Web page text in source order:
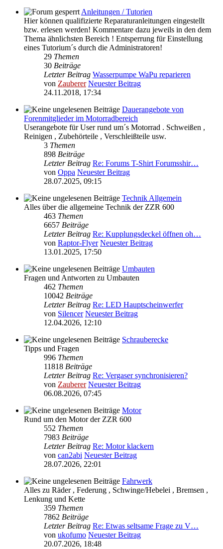
Anleitungen / Tutorien
Hier können qualifizierte Reparaturanleitungen eingestellt
bzw. erlesen werden! Kommentare dazu jeweils in den dem
Thema ähnlichsten Bereich ! Entsperrung für Einstellung
eines Tutorium´s durch die Administratoren!
29 Themen
30 Beiträge
Letzter Beitrag Wasserpumpe WaPu reparieren
von Zauberer Neuester Beitrag
24.11.2018, 17:34
Dauerangebote von
Forenmitglieder im Motorradbereich
Userangebote für User rund um´s Motorrad . Schweißen ,
Reinigen , Zubehörteile , Verschleißteile usw.
3 Themen
898 Beiträge
Letzter Beitrag Re: Forums T-Shirt Forumsshir…
von Oppa Neuester Beitrag
28.07.2025, 09:15
Technik Allgemein
Alles über die allgemeine Technik der ZZR 600
463 Themen
6657 Beiträge
Letzter Beitrag Re: Kupplungsdeckel öffnen oh…
von Raptor-Flyer Neuester Beitrag
13.01.2025, 17:50
Umbauten
Fragen und Antworten zu Umbauten
462 Themen
10042 Beiträge
Letzter Beitrag Re: LED Hauptscheinwerfer
von Silencer Neuester Beitrag
12.04.2026, 12:10
Schrauberecke
Tipps und Fragen
996 Themen
11818 Beiträge
Letzter Beitrag Re: Vergaser synchronisieren?
von Zauberer Neuester Beitrag
06.08.2026, 07:45
Motor
Rund um den Motor der ZZR 600
552 Themen
7983 Beiträge
Letzter Beitrag Re: Motor klackern
von can2abi Neuester Beitrag
28.07.2026, 22:01
Fahrwerk
Alles zu Räder , Federung , Schwinge/Hebelei , Bremsen ,
Lenkung und Kette
359 Themen
7862 Beiträge
Letzter Beitrag Re: Etwas seltsame Frage zu V…
von ukofumo Neuester Beitrag
20.07.2026, 18:48